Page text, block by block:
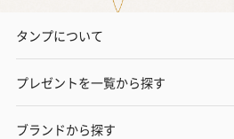
タンプについて
プレゼントを一覧から探す
ブランドから探す